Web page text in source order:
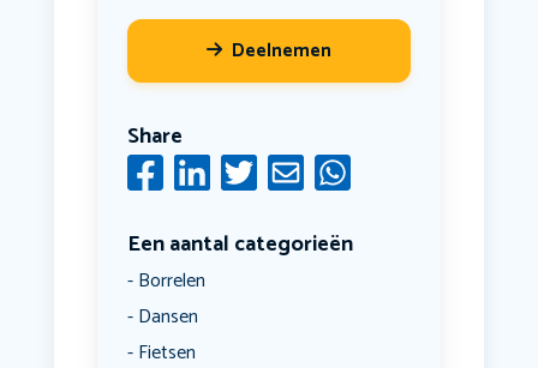
Deelnemen
Share
Een aantal categorieën
Borrelen
Dansen
Fietsen